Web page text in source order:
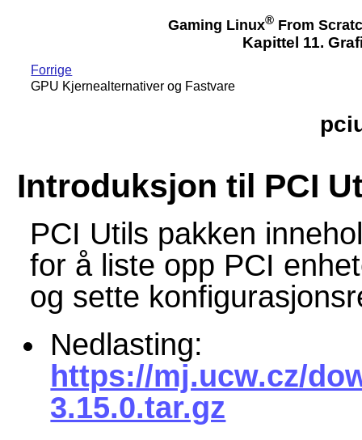
Gaming Linux® From
Kapittel 11.
Forrige
GPU Kjernealternativer og Fastvare
Introduksjon til PCI
PCI Utils pakken
for å liste opp PCI
og sette
Nedlasting:
https://mj.ucw.cz/
3.15.0.tar.gz